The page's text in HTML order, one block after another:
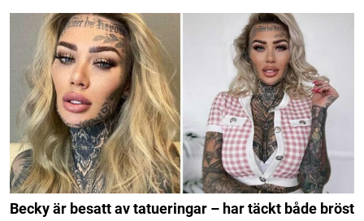
Becky är besatt av tatueringar – har täckt både bröst